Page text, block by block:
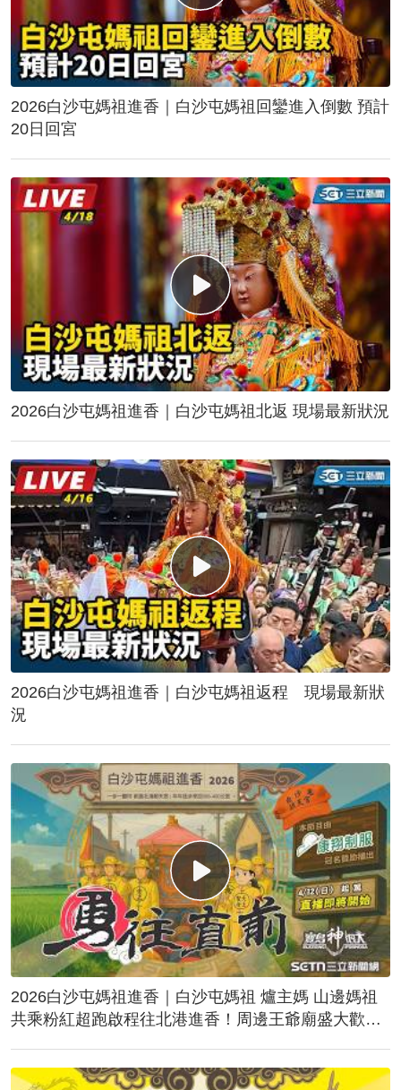
2026白沙屯媽祖進香｜白沙屯媽祖回鑾進入倒數 預計
20日回宮
2026白沙屯媽祖進香｜白沙屯媽祖北返 現場最新狀況
2026白沙屯媽祖進香｜白沙屯媽祖返程 現場最新狀
況
2026白沙屯媽祖進香｜白沙屯媽祖 爐主媽 山邊媽祖
共乘粉紅超跑啟程往北港進香！周邊王爺廟盛大歡